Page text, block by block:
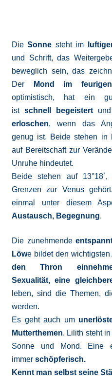
DieSonne steht im
und Schrift, das
beweglich sein, das
Der
Mond im
optimistisch, hat ein
ist schnell begeistert und
erloschen, wenn das
genug ist. Beide stehen in
auf Bereitschaft zur
Unruhe hindeutet.
Beide stehen auf
Grenzen zur Venus
einmal unter diesem
Austausch, Begegnung.
Die zunehmende
Löwe bildet den
den Thron
Sexualität, eine
leben, sind die Themen,
werden.
Es geht auch um
Mutterthemen. Lilith steht
Sonne und Mond. Eine
immer schöpferisch.
Kennt man selbst seine